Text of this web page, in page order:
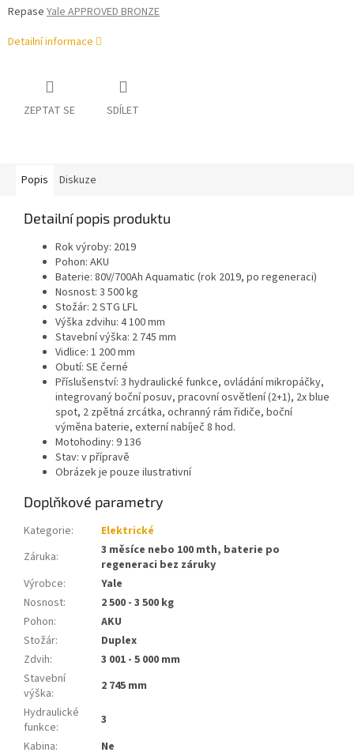
Repase Yale APPROVED BRONZE
Detailní informace
ZEPTAT SE SDÍLET
Popis Diskuze
Detailní popis produktu
Rok výroby: 2019
Pohon: AKU
Baterie: 80V/700Ah Aquamatic (rok 2019, po regeneraci)
Nosnost: 3 500 kg
Stožár: 2 STG LFL
Výška zdvihu: 4 100 mm
Stavební výška: 2 745 mm
Vidlice: 1 200 mm
Obutí: SE černé
Příslušenství: 3 hydraulické funkce, ovládání mikropáčky,
integrovaný boční posuv, pracovní osvětlení (2+1), 2x blue
spot, 2 zpětná zrcátka, ochranný rám řidiče, boční
výměna baterie, externí nabíječ 8 hod.
Motohodiny: 9 136
Stav: v přípravě
Obrázek je pouze ilustrativní
Doplňkové parametry
Kategorie:
Elektrické
Záruka:
3 měsíce nebo 100 mth, baterie po
regeneraci bez záruky
Výrobce:
Yale
Nosnost:
2 500 - 3 500 kg
Pohon:
AKU
Stožár:
Duplex
Zdvih:
3 001 - 5 000 mm
Stavební
výška:
2 745 mm
Hydraulické
funkce:
3
Kabina: Ne